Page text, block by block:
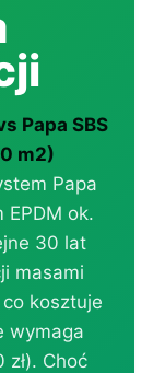
Papa SBS
m2)
Papa
EPDM ok.
30 lat
masami
kosztuje
wymaga
zł). Choć